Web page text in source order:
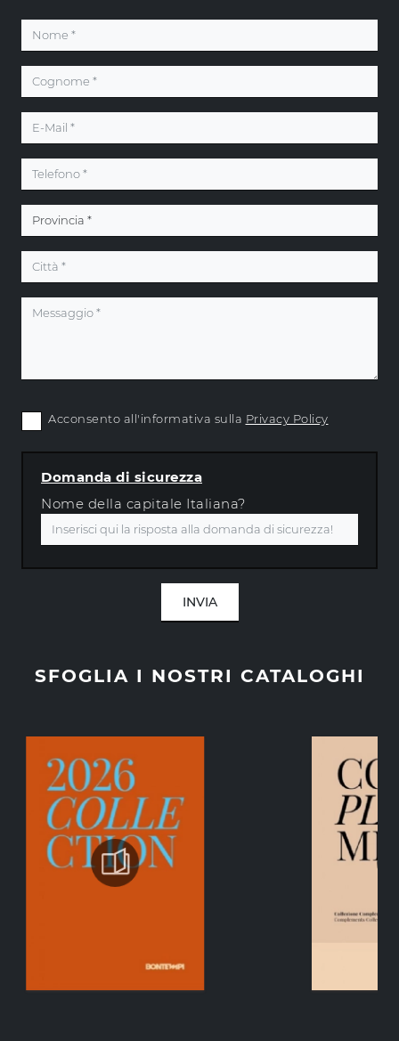
SFOGLIA I NOSTRI CATALOGHI
Acconsento all'informativa sulla Privacy Policy
Domanda di sicurezza
Nome della capitale Italiana?
INVIA